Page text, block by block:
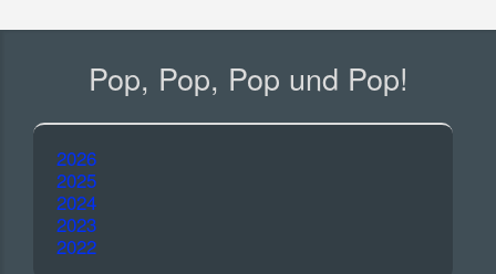
Pop, Pop, Pop und Pop!
2026
2025
2024
2023
2022